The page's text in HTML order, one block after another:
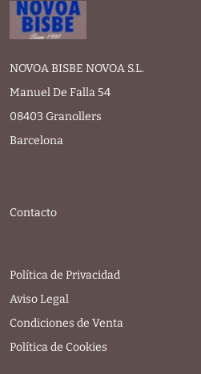
NOVOA BISBE NOVOA S.L.
Manuel De Falla 54
08403 Granollers
Barcelona
Contacto
Política de Privacidad
Aviso Legal
Condiciones de Venta
Política de Cookies